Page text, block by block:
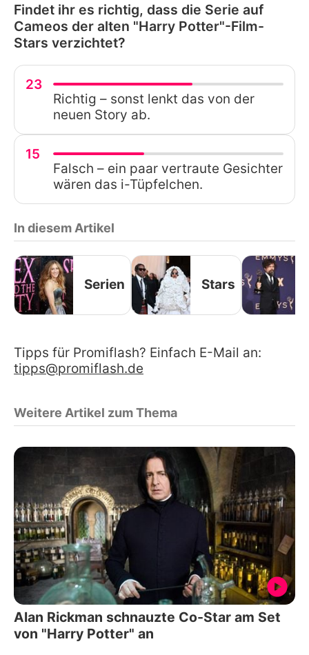
Findet ihr es richtig, dass die Serie auf
Cameos der alten "Harry Potter"-Film-
Stars verzichtet?
23
Richtig – sonst lenkt das von der
neuen Story ab.
15
Falsch – ein paar vertraute Gesichter
wären das i-Tüpfelchen.
In diesem Artikel
Serien Stars
Tipps für Promiflash? Einfach E-Mail an:
tipps@promiflash.de
Weitere Artikel zum Thema
Alan Rickman schnauzte Co-Star am Set
von "Harry Potter" an